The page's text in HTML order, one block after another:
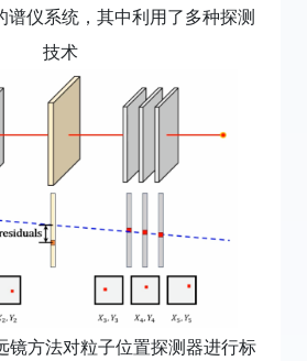
谱仪系统，其中利用了多种探测
技术
镜方法对粒子位置探测器进行标